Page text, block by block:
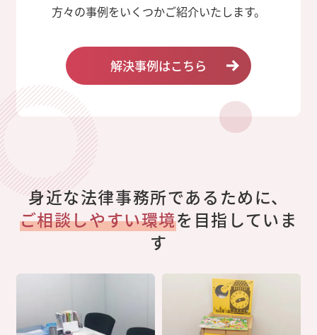
方々の事例をいくつかご紹介いたします。
解決事例はこちら
身近な法律事務所であるために、
ご相談しやすい環境を目指していま
す